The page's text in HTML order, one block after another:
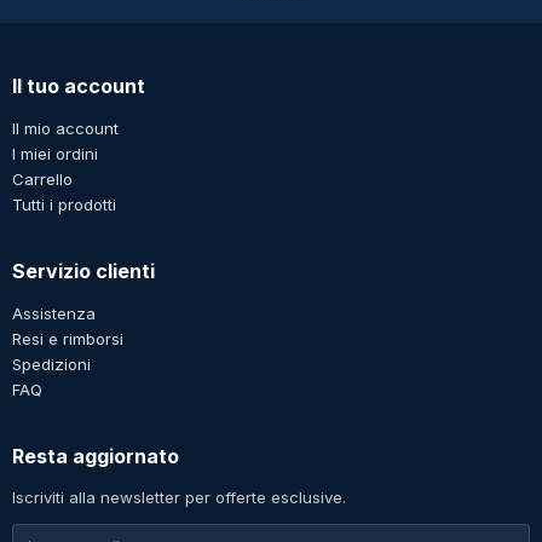
Il tuo account
Il mio account
I miei ordini
Carrello
Tutti i prodotti
Servizio clienti
Assistenza
Resi e rimborsi
Spedizioni
FAQ
Resta aggiornato
Iscriviti alla newsletter per offerte esclusive.